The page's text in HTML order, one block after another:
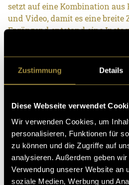
Zustimmung Details
Diese Webseite verwendet
Wir verwenden Cookies, um
personalisieren, Funktionen für
zu können und die Zugriffe auf
analysieren. Außerdem geben
Verwendung unserer Website an
soziale Medien, Werbung und
setzt auf eine Kombination aus
und Video, damit es eine breite
Ergänzend entstand eine
Portraits ankündigt und
werden über den Insatgram-
verbreitet und so in bestehende
Kommunikation eingebettet.
Die multimedialen Portraits